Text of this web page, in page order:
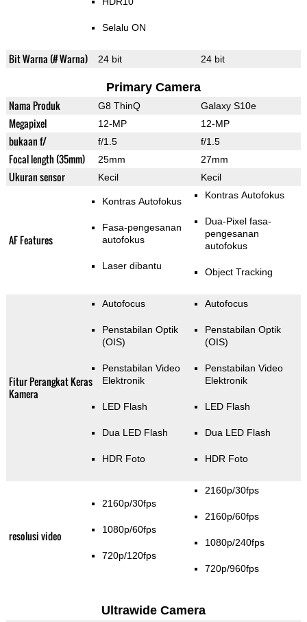
Selalu ON
Bit Warna (# Warna) 24 bit 24 bit
Primary Camera
Nama Produk G8 ThinQ Galaxy S10e
Megapixel 12-MP 12-MP
bukaan f/ f/1.5 f/1.5
Focal length (35mm) 25mm 27mm
Ukuran sensor Kecil Kecil
AF Features
Kontras Autofokus
Fasa-pengesanan
autofokus
Laser dibantu
Kontras Autofokus
Dua-Pixel fasa-
pengesanan
autofokus
Object Tracking
Fitur Perangkat Keras
Kamera
Autofocus
Penstabilan Optik
(OIS)
Penstabilan Video
Elektronik
LED Flash
Dua LED Flash
HDR Foto
Autofocus
Penstabilan Optik
(OIS)
Penstabilan Video
Elektronik
LED Flash
Dua LED Flash
HDR Foto
resolusi video
2160p/30fps
1080p/60fps
720p/120fps
2160p/30fps
2160p/60fps
1080p/240fps
720p/960fps
Ultrawide Camera